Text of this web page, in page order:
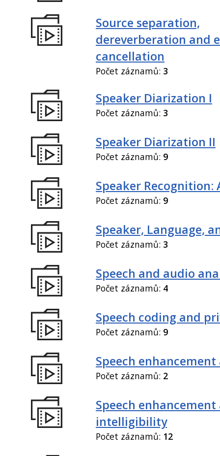
Source separation,
dereverberation and
cancellation
Počet záznamů: 3
Speaker Diarization I
Počet záznamů: 3
Speaker Diarization II
Počet záznamů: 9
Speaker Recognition:
Počet záznamů: 9
Speaker, Language,
Počet záznamů: 3
Speech and audio
Počet záznamů: 4
Speech coding and
Počet záznamů: 9
Speech
Počet záznamů: 2
Speech enhancement
intelligibility
Počet záznamů: 12